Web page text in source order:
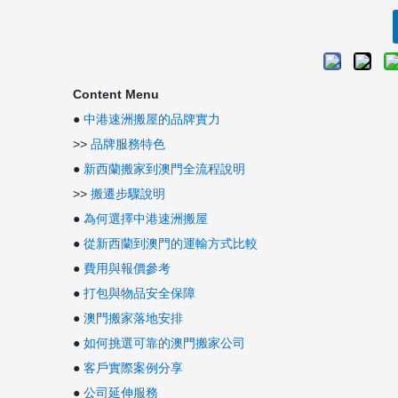
Content Menu
● 中港速洲搬屋的品牌實力
>> 品牌服務特色
● 新西蘭搬家到澳門全流程說明
>> 搬遷步驟說明
● 為何選擇中港速洲搬屋
● 從新西蘭到澳門的運輸方式比較
● 費用與報價參考
● 打包與物品安全保障
● 澳門搬家落地安排
● 如何挑選可靠的澳門搬家公司
● 客戶實際案例分享
● 公司延伸服務